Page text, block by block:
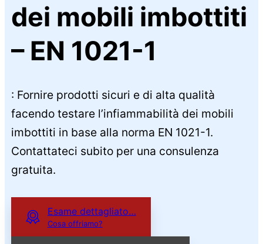
dei mobili imbottiti
– EN 1021-1
: Fornire prodotti sicuri e di alta qualità
facendo testare l’infiammabilità dei mobili
imbottiti in base alla norma EN 1021-1.
Contattateci subito per una consulenza
gratuita.
Esame dettagliato…
Cosa offriamo?